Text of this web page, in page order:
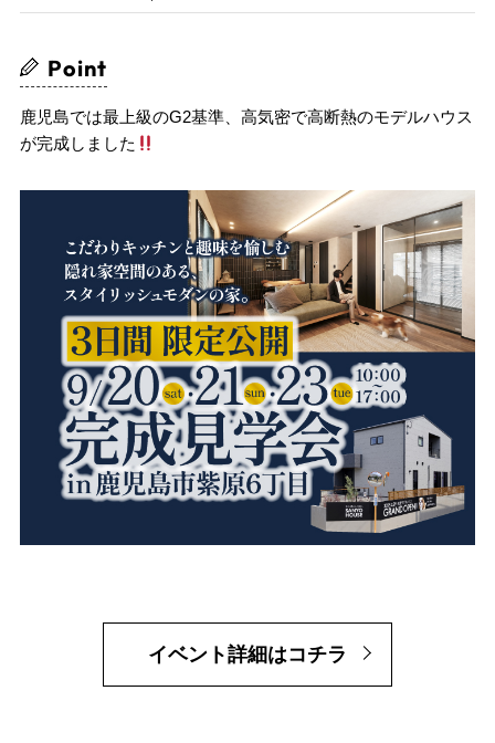
Point
鹿児島では最上級のG2基準、高気密で高断熱のモデルハウス
が完成しました
イベント詳細はコチラ